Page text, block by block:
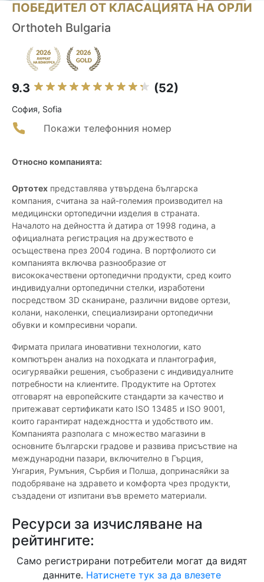
ПОБЕДИТЕЛ ОТ КЛАСАЦИЯТА НА ОРЛИ
Orthoteh Bulgaria
9.3 (52)
София, Sofia
Покажи телефонния номер
Относно компанията:
Ортотех представлява утвърдена българска
компания, считана за най-големия производител на
медицински ортопедични изделия в страната.
Началото на дейността ѝ датира от 1998 година, а
официалната регистрация на дружеството е
осъществена през 2004 година. В портфолиото си
компанията включва разнообразие от
висококачествени ортопедични продукти, сред които
индивидуални ортопедични стелки, изработени
посредством 3D сканиране, различни видове ортези,
колани, наколенки, специализирани ортопедични
обувки и компресивни чорапи.
Фирмата прилага иновативни технологии, като
компютърен анализ на походката и плантография,
осигурявайки решения, съобразени с индивидуалните
потребности на клиентите. Продуктите на Ортотех
отговарят на европейските стандарти за качество и
притежават сертификати като ISO 13485 и ISO 9001,
които гарантират надеждността и удобството им.
Компанията разполага с множество магазини в
основните български градове и развива присъствие на
международни пазари, включително в Гърция,
Унгария, Румъния, Сърбия и Полша, допринасяйки за
подобряване на здравето и комфорта чрез продукти,
създадени от изпитани във времето материали.
Ресурси за изчисляване на
рейтингите:
Само регистрирани потребители могат да видят
данните. Натиснете тук за да влезете